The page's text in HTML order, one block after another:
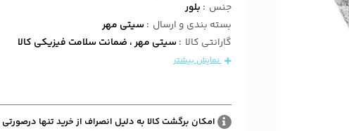
جنس : بلور
بسته بندی و ارسال :سیتی مهر
گارانتی کالا :سیتی مهر ، ضمانت سلامت فیزیکی کالا
نمایش بیشتر
امکان برگشت کالا به دلیل انصراف از خرید تنها